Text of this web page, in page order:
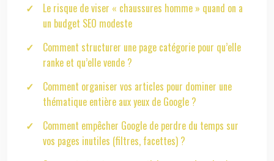
Le risque de viser « chaussures homme » quand on a
un budget SEO modeste
Comment structurer une page catégorie pour qu’elle
ranke et qu’elle vende ?
Comment organiser vos articles pour dominer une
thématique entière aux yeux de Google ?
Comment empêcher Google de perdre du temps sur
vos pages inutiles (filtres, facettes) ?